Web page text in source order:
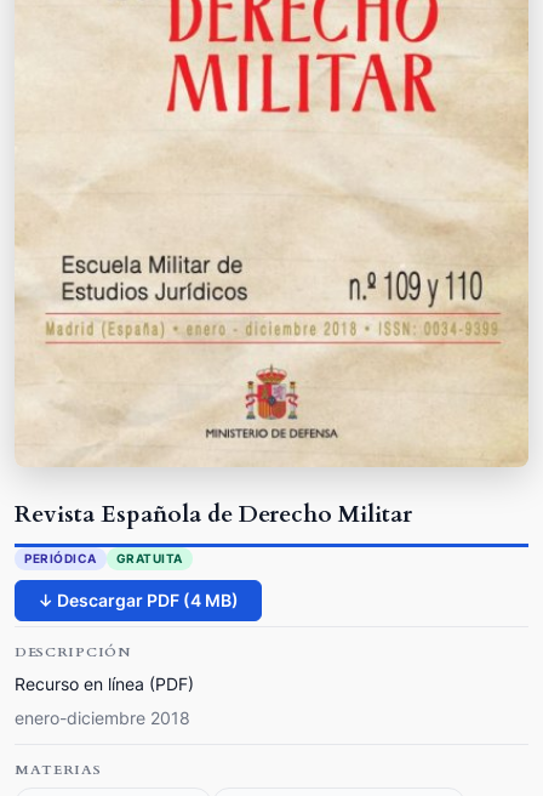
Revista Española de Derecho Militar
PERIÓDICA GRATUITA
↓ Descargar PDF (4 MB)
DESCRIPCIÓN
Recurso en línea (PDF)
enero-diciembre 2018
MATERIAS